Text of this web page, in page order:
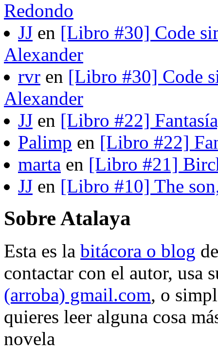
Redondo
JJ en [Libro #30] Code
Alexander
rvr en [Libro #30] Code
Alexander
JJ en [Libro #22]
Palimp en [Libro #22]
marta en [Libro #21]
JJ en [Libro #10] The
Sobre Atalaya
Esta es la bitácora o blog
contactar con el autor, usa
(arroba) gmail.com, o
quieres leer alguna cosa
novela